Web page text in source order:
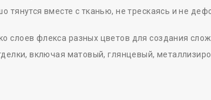
вместе с тканью, не трескаясь и не
флекса разных цветов для создания
включая матовый, глянцевый,